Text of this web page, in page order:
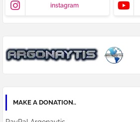
instagram
MAKE A DONATION..